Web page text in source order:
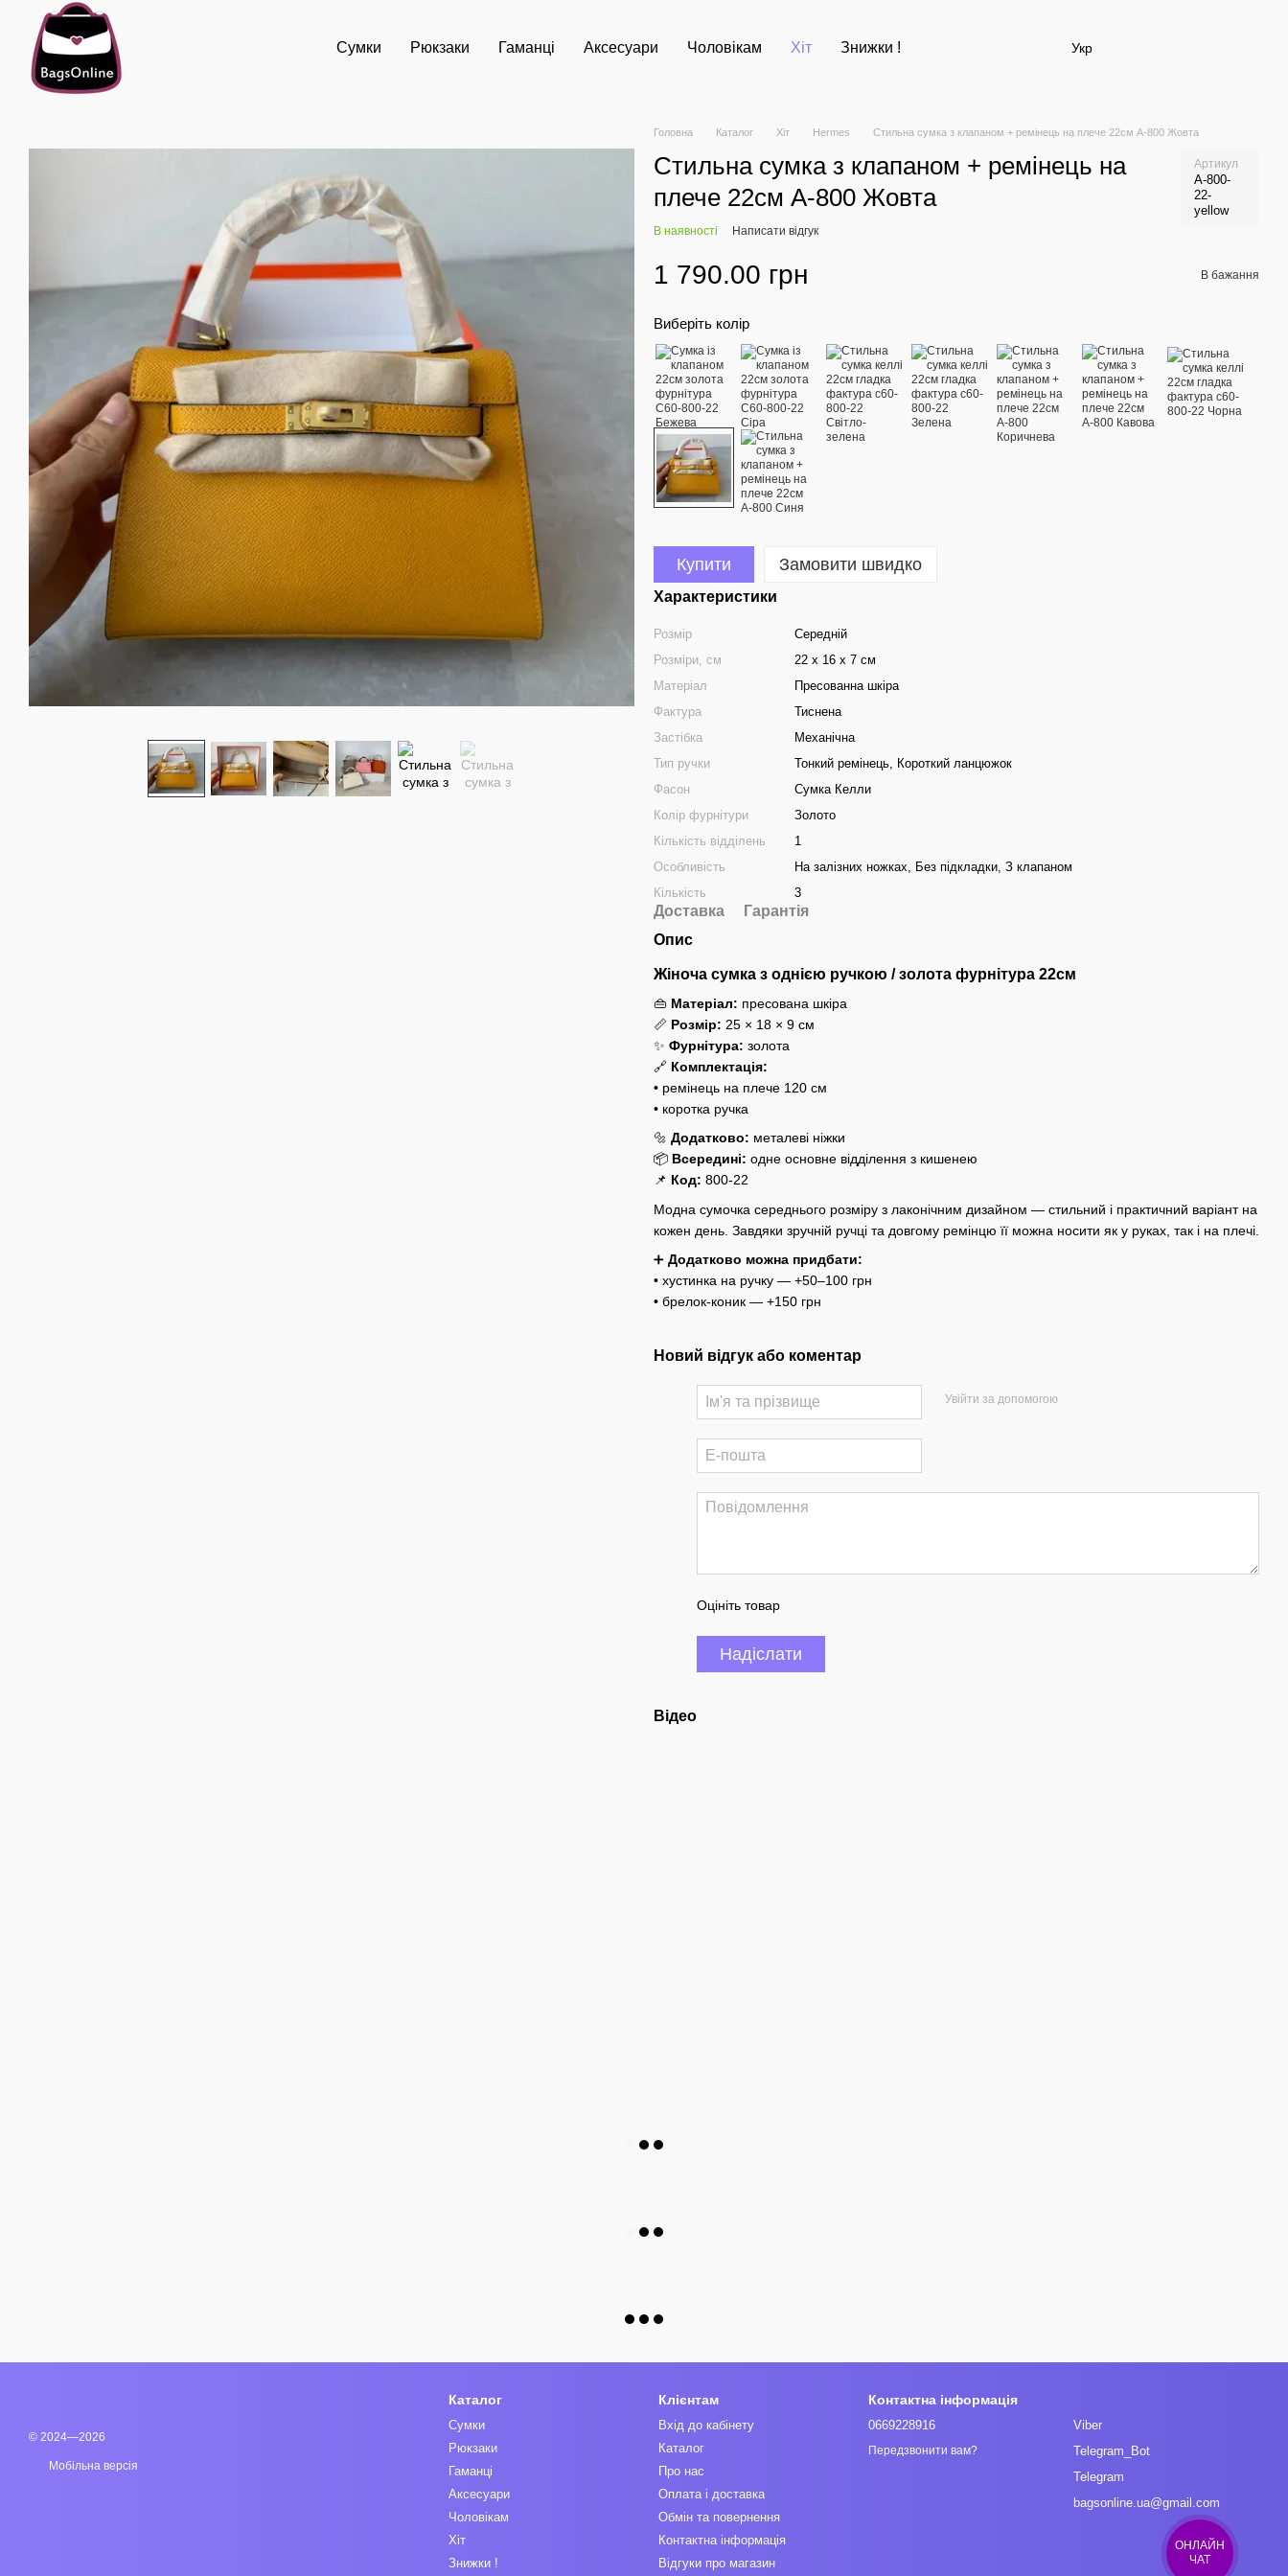
Перейти до основного контенту
Сумки Рюкзаки Гаманці Аксесуари Чоловікам Хіт Знижки ! Укр
Головна Каталог Хіт Hermes Стильна сумка з клапаном + ремінець на плече 22см А-800 Жовта
Стильна сумка з клапаном + ремінець на
плече 22см А-800 Жовта
Артикул
А-800-
22-
yellow
В наявності Написати відгук
1 790.00 грн В бажання
Виберіть колір
Купити Замовити швидко
Характеристики
Розмір
Середній
Розміри, см
22 х 16 х 7 см
Матеріал
Пресованна шкіра
Фактура
Тиснена
Застібка
Механічна
Тип ручки
Тонкий ремінець, Короткий ланцюжок
Фасон
Сумка Келли
Колір фурнітури
Золото
Кількість відділень
1
Особливість
На залізних ножках, Без підкладки, З клапаном
Кількість
3
Доставка
Гарантія
Опис
Жіноча сумка з однією ручкою / золота фурнітура 22см
👜 Матеріал: пресована шкіра
📏 Розмір: 25 × 18 × 9 см
✨ Фурнітура: золота
🔗 Комплектація:
• ремінець на плече 120 см
• коротка ручка
🔩 Додатково: металеві ніжки
📦 Всередині: одне основне відділення з кишенею
📌 Код: 800-22
Модна сумочка середнього розміру з лаконічним дизайном — стильний і практичний варіант на
кожен день. Завдяки зручній ручці та довгому ремінцю її можна носити як у руках, так і на плечі.
➕ Додатково можна придбати:
• хустинка на ручку — +50–100 грн
• брелок-коник — +150 грн
Новий відгук або коментар
Увійти за допомогою
Оцініть товар
Надіслати
Відео
© 2024—2026
Мобільна версія
Каталог
Сумки
Рюкзаки
Гаманці
Аксесуари
Чоловікам
Хіт
Знижки !
Клієнтам
Вхід до кабінету
Каталог
Про нас
Оплата і доставка
Обмін та повернення
Контактна інформація
Відгуки про магазин
Контактна інформація
0669228916
Передзвонити вам?
Viber
Telegram_Bot
Telegram
bagsonline.ua@gmail.com
ОНЛАЙН
ЧАТ